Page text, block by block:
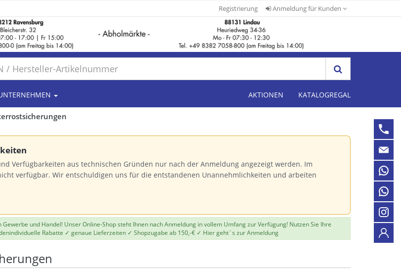
Registrierung Anmeldung für Kunden
AKTIONEN KATALOGREGAL
Verfügbarkeiten aus technischen Gründen nur nach der Anmeldung angezeigt werden. Im
verfügbar. Wir entschuldigen uns für die entstandenen Unannehmlichkeiten und arbeiten
und Handel! Unser Online-Shop steht Ihnen nach Anmeldung in vollem Umfang zur Verfügung! Nutzen Sie Ihre
Rabatte ✓ genaue Lieferzeiten ✓ Shopzugabe ab 150,-€ ✓ Hier geht`s zur Anmeldung